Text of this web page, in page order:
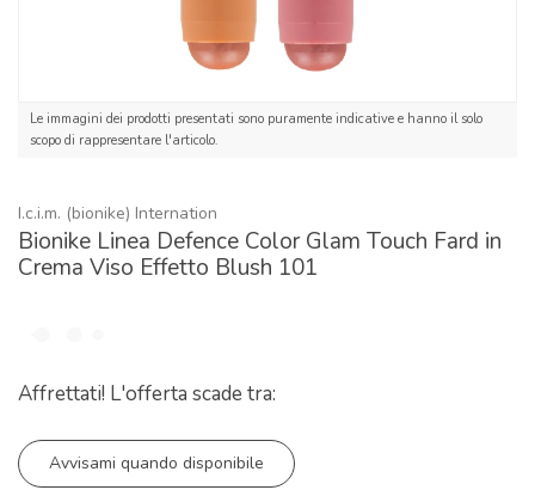
Le immagini dei prodotti presentati sono puramente indicative e hanno il solo
scopo di rappresentare l'articolo.
I.c.i.m. (bionike) Internation
Bionike Linea Defence Color Glam Touch Fard in
Crema Viso Effetto Blush 101
Affrettati! L'offerta scade tra:
Avvisami quando disponibile